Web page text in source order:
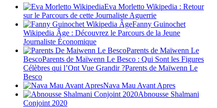
Eva Morletto Wikipedia : Retour
sur le Parcours de cette Journaliste Aguerrie
Fanny Guinochet
Wikipedia Âge : Découvrez le Parcours de la Jeune
Journaliste Économique
Parents de Maïwenn Le
BescoParents de Maïwenn Le Besco : Qui Sont les Figures
Célèbres qui l’Ont Vue Grandir ?Parents de Maïwenn Le
Besco
Nava Mau Avant Apres
Abnousse Shalmani
Conjoint 2020